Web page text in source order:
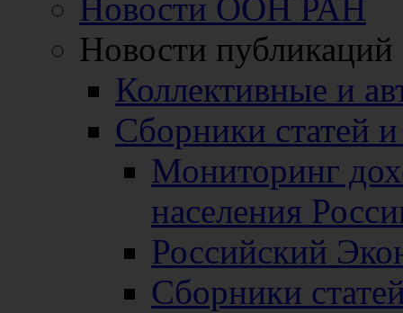
Новости ООН РАН
Новости публикаций
Коллективные и
Сборники статей
Мониторинг
населения
Российский
Сборники